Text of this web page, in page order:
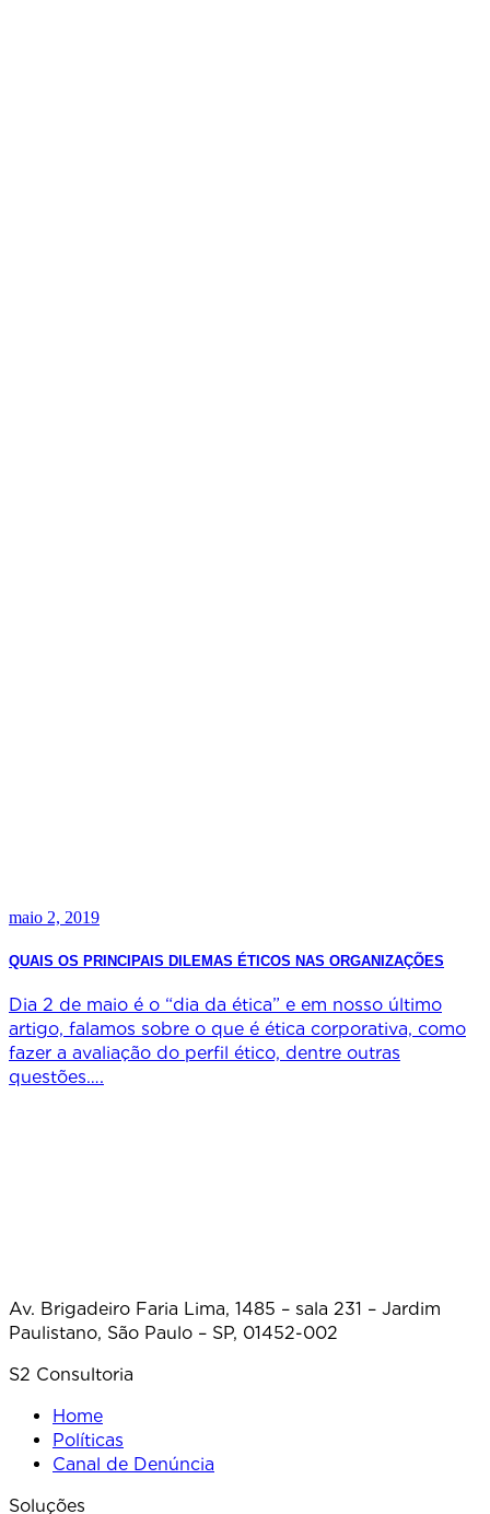
maio 2, 2019
QUAIS OS PRINCIPAIS DILEMAS ÉTICOS NAS ORGANIZAÇÕES
Dia 2 de maio é o “dia da ética” e em nosso último
artigo, falamos sobre o que é ética corporativa, como
fazer a avaliação do perfil ético, dentre outras
questões….
Av. Brigadeiro Faria Lima, 1485 – sala 231 – Jardim
Paulistano, São Paulo – SP, 01452-002
S2 Consultoria
Home
Políticas
Canal de Denúncia
Soluções